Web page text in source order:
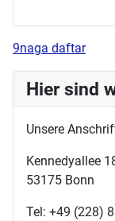
9naga daftar
Hier sind
Unsere
Kennedyallee
53175 Bonn
Tel: +49 (228)